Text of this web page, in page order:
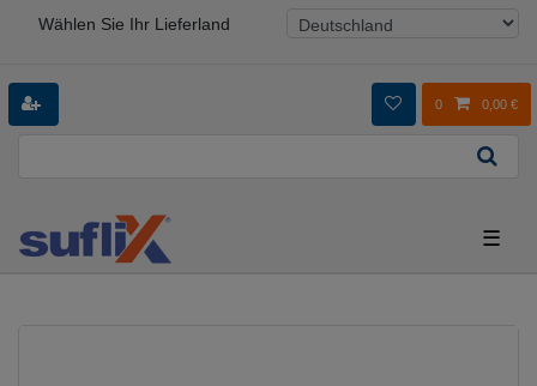
Wählen Sie Ihr Lieferland
0 0,00 €
☰